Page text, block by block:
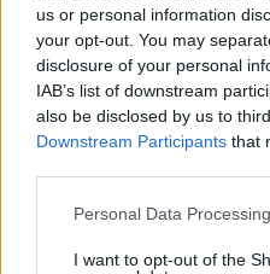
us or personal information
your opt-out. You may
disclosure of your personal
IAB’s list of downstream
also be disclosed by us to
Downstream Participants that
Please note that this website/
not limited to your visit or
Personal Data
I want to opt-out of the
30.07.2024, 22:17
Προφανώς βγάζανε
εκδηλώσεις μη
ΑΠΑΝΤΗΣΗ
Ακόμα μέσα στο κτίριο
Πετάξτε τους έξω
ΑΠΑΝΤΗΣΗ